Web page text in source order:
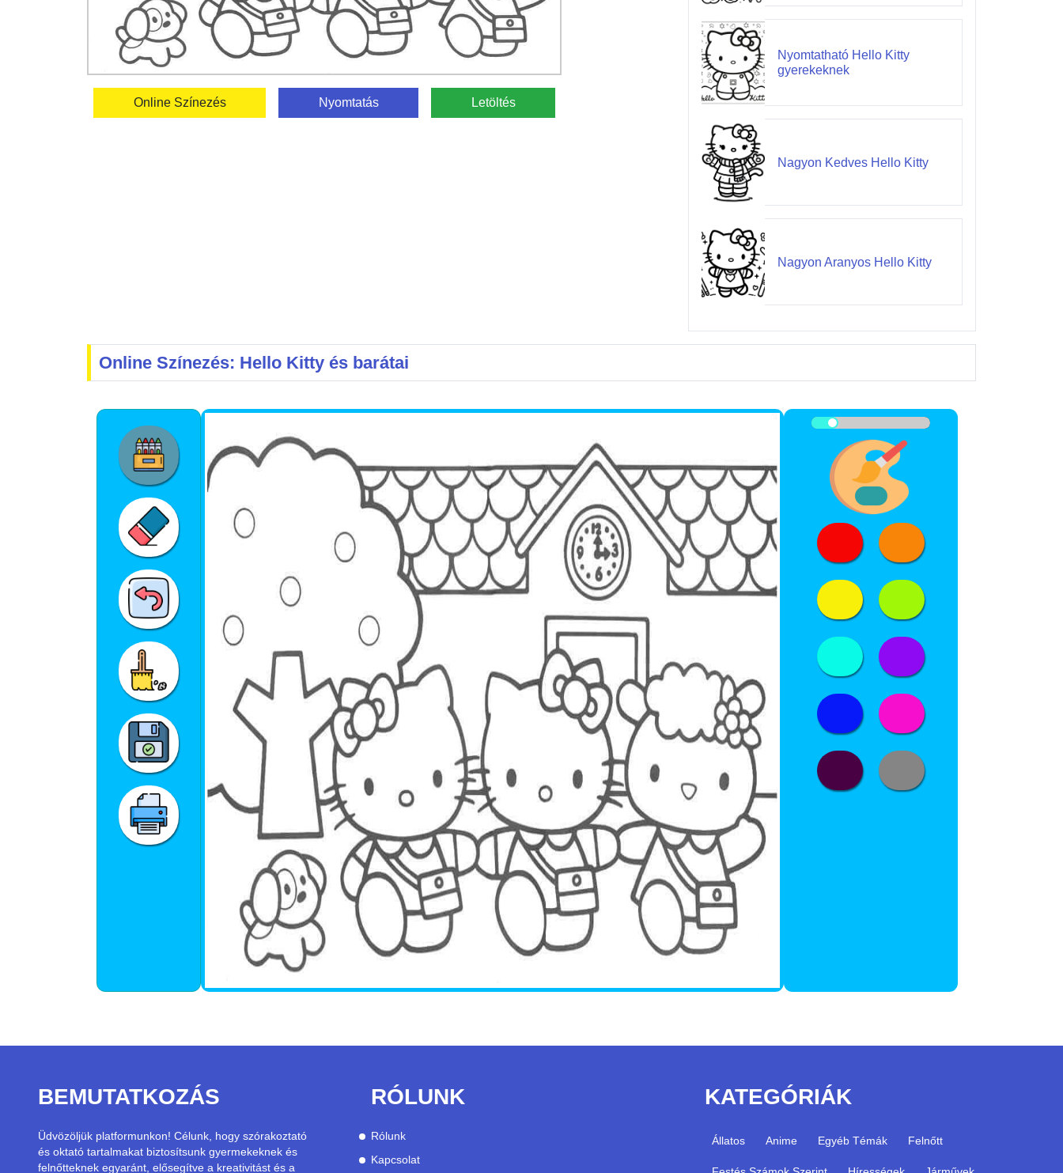
Online Színezés Nyomtatás Letöltés
Nyomtatható Hello Kitty
gyerekeknek
Nagyon Kedves Hello Kitty
Nagyon Aranyos Hello Kitty
Online Színezés: Hello Kitty és barátai
BEMUTATKOZÁS
Üdvözöljük platformunkon! Célunk, hogy szórakoztató
és oktató tartalmakat biztosítsunk gyermekeknek és
felnőtteknek egyaránt, elősegítve a kreativitást és a
RÓLUNK
Rólunk
Kapcsolat
KATEGÓRIÁK
Állatos Anime Egyéb Témák Felnőtt